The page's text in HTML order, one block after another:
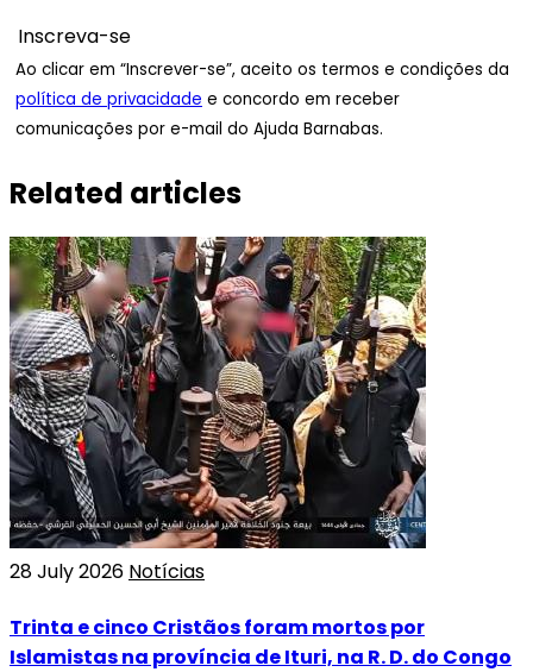
Ao clicar em “Inscrever-se”, aceito os termos e condições da
política de privacidade e concordo em receber
comunicações por e-mail do Ajuda Barnabas.
Related articles
28 July 2026 Notícias
Trinta e cinco Cristãos foram mortos por
Islamistas na província de Ituri, na R. D. do Congo